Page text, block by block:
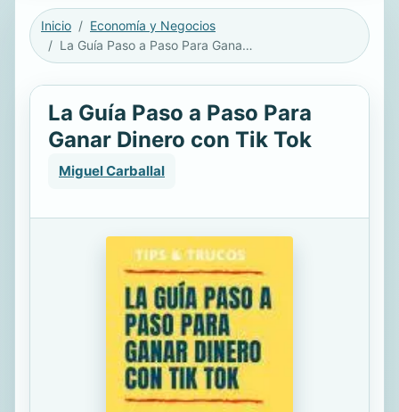
Inicio
Economía y Negocios
La Guía Paso a Paso Para Ganar Dinero con Tik Tok
La Guía Paso a Paso Para
Ganar Dinero con Tik Tok
Miguel Carballal